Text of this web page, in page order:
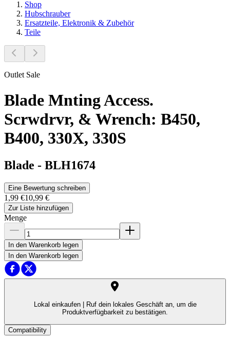
Shop
Hubschrauber
Ersatzteile, Elektronik & Zubehör
Teile
Outlet Sale
Blade Mnting Access.
Scrwdrvr, & Wrench: B450,
B400, 330X, 330S
Blade - BLH1674
Eine Bewertung schreiben
1,99 €10,99 €
Zur Liste hinzufügen
Menge
In den Warenkorb legen
In den Warenkorb legen
Lokal einkaufen |
Ruf dein lokales Geschäft an, um die
Produktverfügbarkeit zu bestätigen.
Compatibility